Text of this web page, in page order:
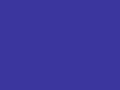
e as